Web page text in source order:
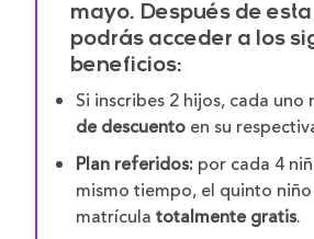
mayo. Después de
podrás acceder a los
beneficios:
Si inscribes 2 hijos, cada uno
de descuentoen su
Plan referidos:por cada 4
mismo tiempo, el quinto
matrícula totalmente gratis.